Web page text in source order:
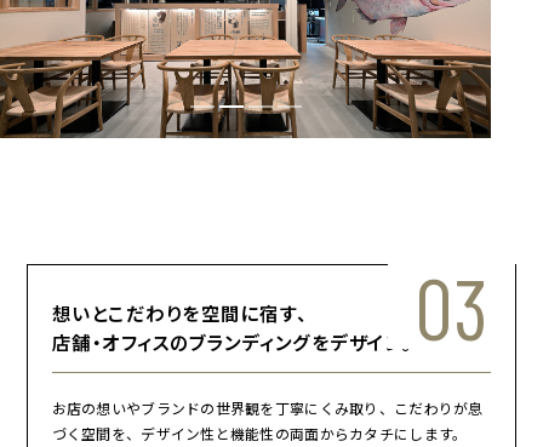
03
想いとこだわりを空間に宿す、
店舗・オフィスのブランディングをデザイン。
お店の想いやブランドの世界観を丁寧にくみ取り、こだわりが息
づく空間を、デザイン性と機能性の両面からカタチにします。